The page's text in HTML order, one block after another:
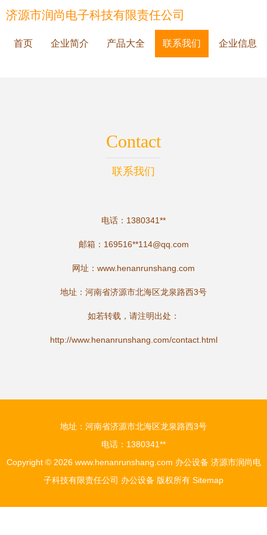
济源市润尚电子科技有限责任公司
首页 企业简介 产品大全 联系我们 企业信息
Contact
联系我们
电话：1380341**
邮箱：169516**114@qq.com
网址： www.henanrunshang.com
地址：河南省济源市北海区龙泉路西3号
如若转载，请注明出处：
http://www.henanrunshang.com/contact.html
地址：河南省济源市北海区龙泉路西3号
电话：1380341**
Copyright © 2026 www.henanrunshang.com 办公设备 济源市润尚电
子科技有限责任公司 办公设备 版权所有 Sitemap